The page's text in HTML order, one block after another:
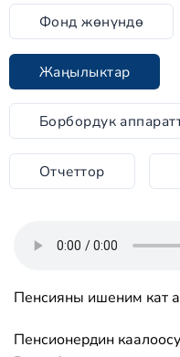
Фонд жөнүндө
Жаңылыктар
Борбордук
Отчеттор
Пенсияны ишеним кат
Пенсионердин